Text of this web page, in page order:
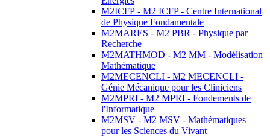
M2ICFP - M2 ICFP - Centre International
de Physique Fondamentale
M2MARES - M2 PBR - Physique par
Recherche
M2MATHMOD - M2 MM - Modélisation
Mathématique
M2MECENCLI - M2 MECENCLI -
Génie Mécanique pour les Cliniciens
M2MPRI - M2 MPRI - Fondements de
l'Informatique
M2MSV - M2 MSV - Mathématiques
pour les Sciences du Vivant